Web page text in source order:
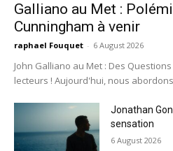
Galliano au Met :
Cunningham à venir
raphael Fouquet - 6 August 2026
John Galliano au Met : Des
lecteurs ! Aujourd'hui, nous
Jonathan
sensation
6 August 2026